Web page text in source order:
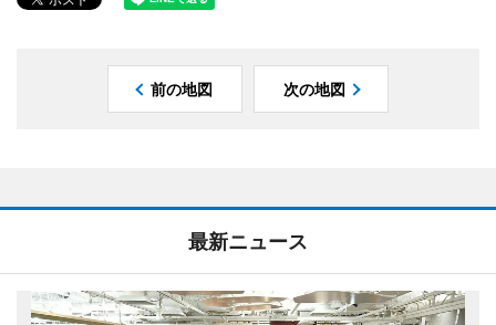
前の地図 次の地図
最新ニュース